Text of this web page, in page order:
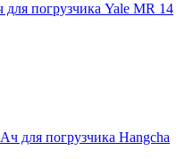
погрузчика Yale MR 14